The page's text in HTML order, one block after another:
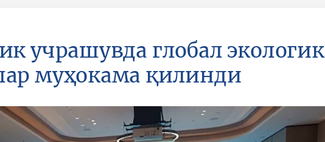
учрашувда глобал экологик
муҳокама қилинди